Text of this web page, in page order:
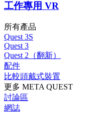
工作專用 VR
所有產品
Quest 3S
Quest 3
Quest 2（翻新）
配件
比較頭戴式裝置
更多 META QUEST
討論區
網誌